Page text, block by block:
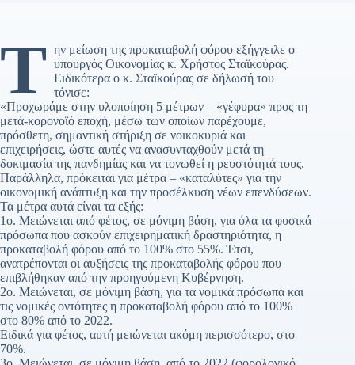
Τ ην μείωση της προκαταβολή φόρου εξήγγειλε ο
υπουργός Οικονομίας κ. Χρήστος Σταϊκούρας.
Ειδικότερα ο κ. Σταϊκούρας σε δήλωσή του
τόνισε:
«Προχωράμε στην υλοποίηση 5 μέτρων – «γέφυρα» προς τη
μετά-κορονοϊό εποχή, μέσω των οποίων παρέχουμε,
πρόσθετη, σημαντική στήριξη σε νοικοκυριά και
επιχειρήσεις, ώστε αυτές να ανασυνταχθούν μετά τη
δοκιμασία της πανδημίας και να τονωθεί η ρευστότητά τους.
Παράλληλα, πρόκειται για μέτρα – «καταλύτες» για την
οικονομική ανάπτυξη και την προσέλκυση νέων επενδύσεων.
Τα μέτρα αυτά είναι τα εξής:
1ο. Μειώνεται από φέτος, σε μόνιμη βάση, για όλα τα φυσικά
πρόσωπα που ασκούν επιχειρηματική δραστηριότητα, η
προκαταβολή φόρου από το 100% στο 55%. Έτσι,
ανατρέπονται οι αυξήσεις της προκαταβολής φόρου που
επιβλήθηκαν από την προηγούμενη Κυβέρνηση.
2ο. Μειώνεται, σε μόνιμη βάση, για τα νομικά πρόσωπα και
τις νομικές οντότητες η προκαταβολή φόρου από το 100%
στο 80% από το 2022.
Ειδικά για φέτος, αυτή μειώνεται ακόμη περισσότερο, στο
70%.